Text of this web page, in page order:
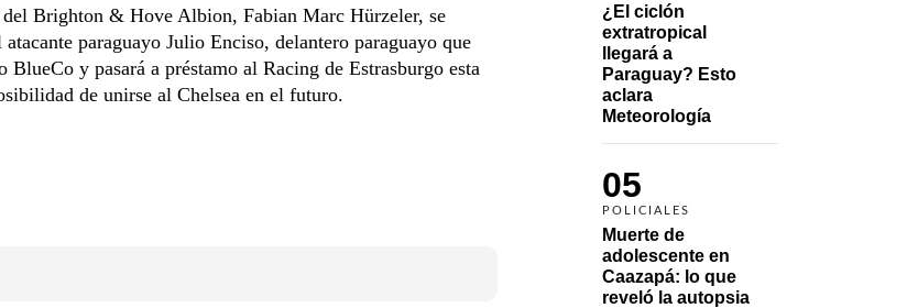
¿El ciclón
extratropical
llegará a
Paraguay? Esto
aclara
Meteorología
05
POLICIALES
Muerte de
adolescente en
Caazapá: lo que
reveló la autopsia
Brighton & Hove Albion, Fabian Marc Hürzeler, se
paraguayo Julio Enciso, delantero paraguayo que
BlueCo y pasará a préstamo al Racing de Estrasburgo esta
de unirse al Chelsea en el futuro.